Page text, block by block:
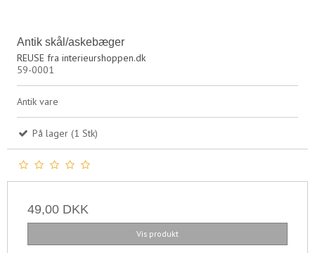
Antik skål/askebæger
REUSE fra interieurshoppen.dk
59-0001
Antik vare
På lager (1 Stk)
49,00 DKK
Vis produkt